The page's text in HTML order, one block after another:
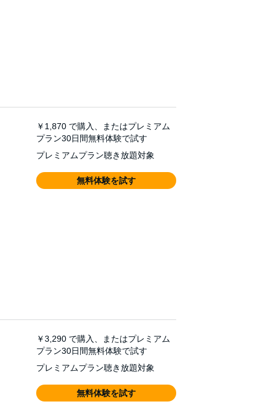
￥1,870 で購入、またはプレミアム
プラン30日間無料体験で試す
プレミアムプラン聴き放題対象
無料体験を試す
￥3,290 で購入、またはプレミアム
プラン30日間無料体験で試す
プレミアムプラン聴き放題対象
無料体験を試す